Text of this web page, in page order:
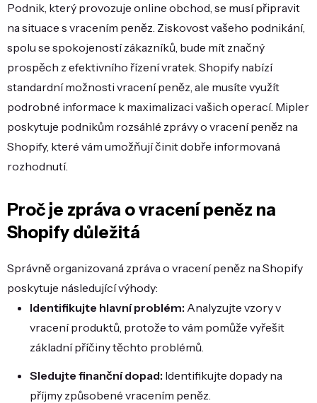
Podnik, který provozuje online obchod, se musí připravit
na situace s vracením peněz. Ziskovost vašeho podnikání,
spolu se spokojeností zákazníků, bude mít značný
prospěch z efektivního řízení vratek. Shopify nabízí
standardní možnosti vracení peněz, ale musíte využít
podrobné informace k maximalizaci vašich operací. Mipler
poskytuje podnikům rozsáhlé zprávy o vracení peněz na
Shopify, které vám umožňují činit dobře informovaná
rozhodnutí.
Proč je zpráva o vracení peněz na
Shopify důležitá
Správně organizovaná zpráva o vracení peněz na Shopify
poskytuje následující výhody:
Identifikujte hlavní problém: Analyzujte vzory v
vracení produktů, protože to vám pomůže vyřešit
základní příčiny těchto problémů.
Sledujte finanční dopad: Identifikujte dopady na
příjmy způsobené vracením peněz.